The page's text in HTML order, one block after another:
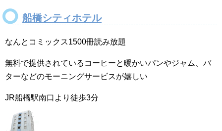
船橋シティホテル
なんとコミックス1500冊読み放題
無料で提供されているコーヒーと暖かいパンやジャム、バ
ターなどのモーニングサービスが嬉しい
JR船橋駅南口より徒歩3分